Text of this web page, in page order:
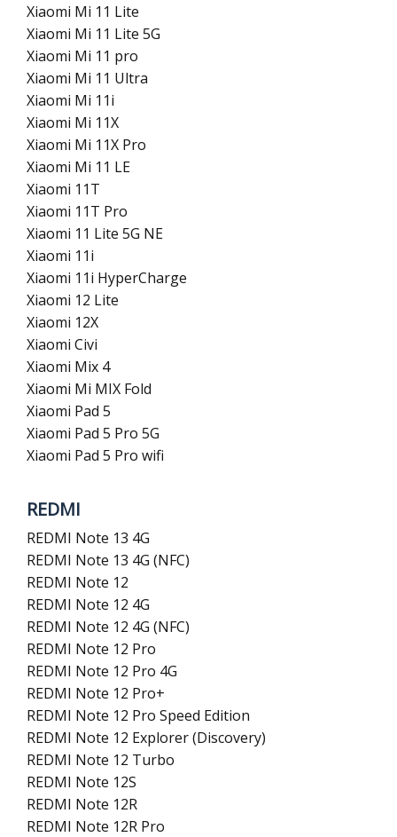
Xiaomi Mi 11 Lite
Xiaomi Mi 11 Lite 5G
Xiaomi Mi 11 pro
Xiaomi Mi 11 Ultra
Xiaomi Mi 11i
Xiaomi Mi 11X
Xiaomi Mi 11X Pro
Xiaomi Mi 11 LE
Xiaomi 11T
Xiaomi 11T Pro
Xiaomi 11 Lite 5G NE
Xiaomi 11i
Xiaomi 11i HyperCharge
Xiaomi 12 Lite
Xiaomi 12X
Xiaomi Civi
Xiaomi Mix 4
Xiaomi Mi MIX Fold
Xiaomi Pad 5
Xiaomi Pad 5 Pro 5G
Xiaomi Pad 5 Pro wifi
REDMI
REDMI Note 13 4G
REDMI Note 13 4G (NFC)
REDMI Note 12
REDMI Note 12 4G
REDMI Note 12 4G (NFC)
REDMI Note 12 Pro
REDMI Note 12 Pro 4G
REDMI Note 12 Pro+
REDMI Note 12 Pro Speed Edition
REDMI Note 12 Explorer (Discovery)
REDMI Note 12 Turbo
REDMI Note 12S
REDMI Note 12R
REDMI Note 12R Pro